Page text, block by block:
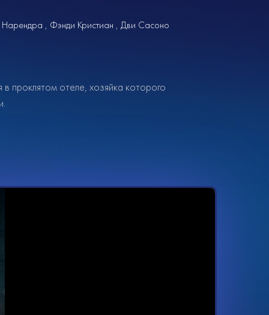
Нарендра Фэнди Кристиан Дви Сасоно
проклятом отеле, хозяйка которого